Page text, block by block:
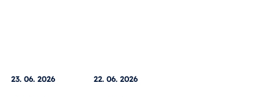
23. 06. 2026 22. 06. 2026